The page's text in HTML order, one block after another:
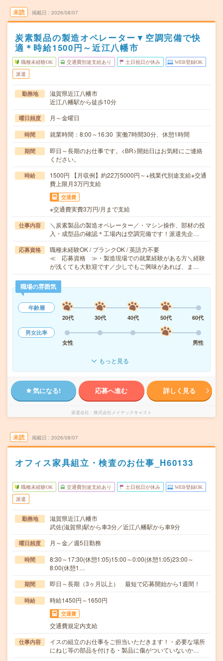
未読 掲載日 2026/08/07
炭素製品の製造オペレーター▼空調完備で快
適＊時給1500円～近江八幡市
職種未経験OK 交通費別途支給あり 土日祝日が休み WEB登録OK
派遣
勤務地
滋賀県近江八幡市
近江八幡駅から徒歩10分
曜日頻度 月～金曜日
時間 就業時間：8:00～16:30 実働7時間30分、休憩1時間
期間
即日～長期のお仕事です。<BR>開始日はお気軽にご連絡
ください。
時給
1500円 【月収例】約22万5000円～+残業代別途支給※交通
費上限月3万円支給
交通費
※交通費実費3万円/月まで支給
仕事内容
＼炭素製品の製造オペレーター／・マシン操作、部材の投
入・成型品の確認＊工場内は空調完備です！派遣先企…
応募資格
職種未経験OK / ブランクOK / 英語力不要
≪ 応募資格 ≫・製造現場での就業経験がある方＼経験
が浅くても大歓迎です／少しでもご興味があれば、ま…
職場の雰囲気
年齢層
20代
30代 40代 50代
60代
男女比率
女性
男性
もっと見る
気になる! 応募へ進む 詳しく見る
派遣会社 株式会社メイテックキャスト
未読 掲載日 2026/08/07
オフィス家具組立・検査のお仕事_H60133
職種未経験OK 交通費別途支給あり 土日祝日が休み WEB登録OK
派遣
勤務地
滋賀県近江八幡市
武佐(滋賀県)駅から車3分／近江八幡駅から車9分
曜日頻度 月～金／週5日勤務
時間
8:30～17:30(休憩1:05)15:00～0:00(休憩1:05)23:00～
8:00(休憩1…
期間 即日～長期（3ヶ月以上） 最短で応募開始から1週間！
時給 時給1450円～1650円
交通費
交通費規定内支給
仕事内容
イスの組立のお仕事をご担当いただきます！・必要な場所
にねじ等の部品を付ける・製品に傷がついていないか…